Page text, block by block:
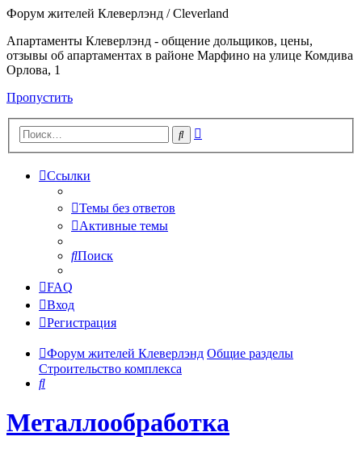
Форум жителей Клеверлэнд / Cleverland
Апартаменты Клеверлэнд - общение дольщиков, цены,
отзывы об апартаментах в районе Марфино на улице Комдива
Орлова, 1
Пропустить
Поиск
Ссылки
Темы без ответов
Активные темы
Поиск
FAQ
Вход
Регистрация
Форум жителей Клеверлэнд Общие разделы
Строительство комплекса
Поиск
Металлообработка